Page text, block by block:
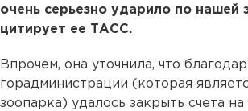
очень серьезно ударило по нашей
цитирует ее ТАСС.
Впрочем, она уточнила, что
горадминистрации (которая
зоопарка) удалось закрыть счета